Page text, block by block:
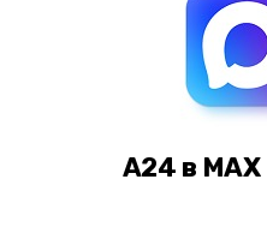
А24 в MAX